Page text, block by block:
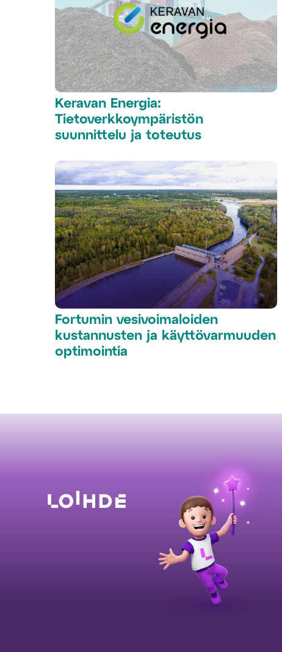
Keravan Energia:
Tietoverkkoympäristön
suunnittelu ja toteutus
Fortumin vesivoimaloiden
kustannusten ja käyttövarmuuden
optimointia